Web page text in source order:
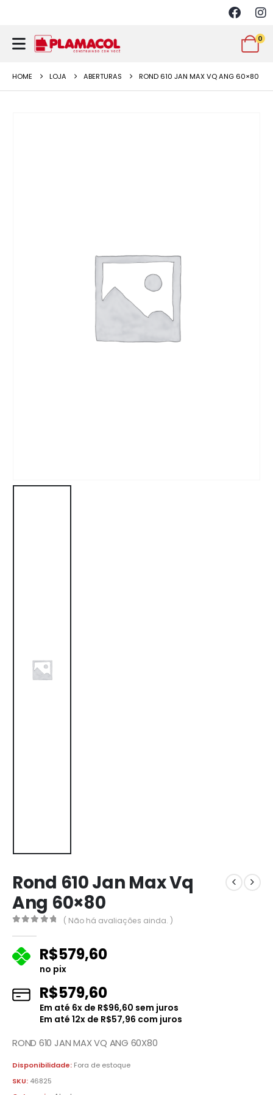
0
HOME LOJA ABERTURAS ROND 610 JAN MAX VQ ANG 60×80
Rond 610 Jan Max Vq
Ang 60×80
( Não há avaliações ainda. )
R$579,60
no pix
R$579,60
Em até 6x de R$96,60 sem juros
Em até 12x de R$57,96 com juros
ROND 610 JAN MAX VQ ANG 60X80
Disponibilidade: Fora de estoque
SKU: 46825